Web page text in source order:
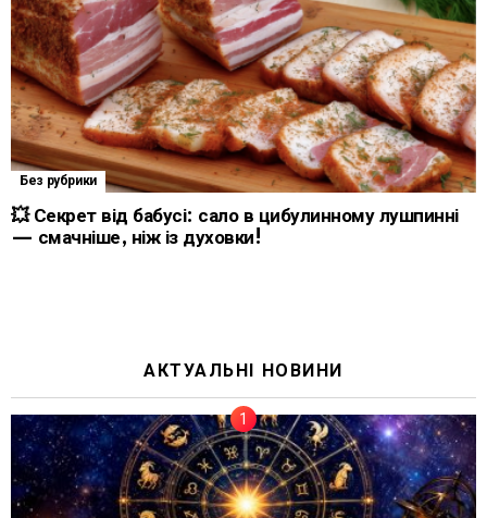
Без рубрики
💥 Секрет від бабусі: сало в цибулинному лушпинні
— смачніше, ніж із духовки!
АКТУАЛЬНІ НОВИНИ